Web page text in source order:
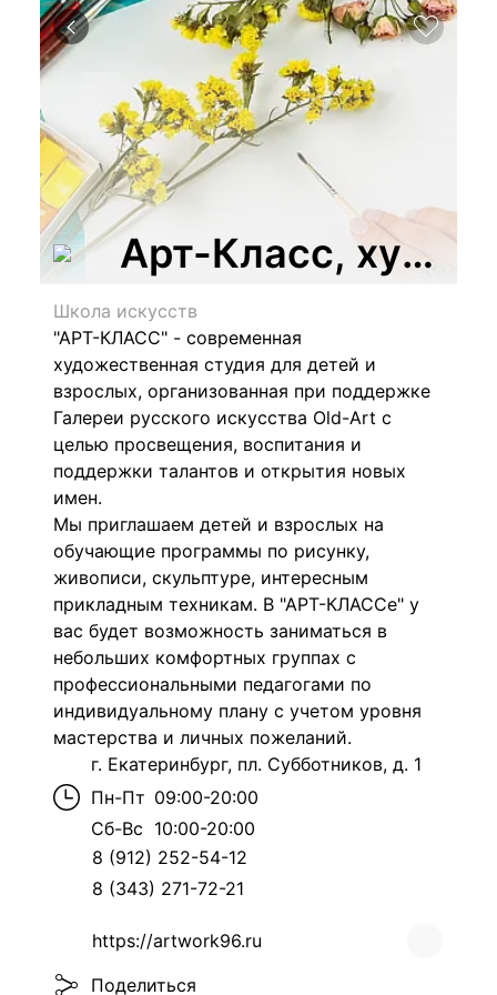
Арт-Класс,
Школа искусств
"АРТ-КЛАСС" - современная
художественная студия для детей и
взрослых, организованная при поддержке
Галереи русского искусства Old-Art с
целью просвещения, воспитания и
поддержки талантов и открытия новых
имен.
Мы приглашаем детей и взрослых на
обучающие программы по рисунку,
живописи, скульптуре, интересным
прикладным техникам. В "АРТ-КЛАССе" у
вас будет возможность заниматься в
небольших комфортных группах с
профессиональными педагогами по
индивидуальному плану с учетом уровня
мастерства и личных пожеланий.
г. Екатеринбург, пл. Субботников, д. 1
Пн-Пт 09:00-20:00
Сб-Вс 10:00-20:00
8 (912) 252-54-12
8 (343) 271-72-21
https://artwork96.ru
Поделиться